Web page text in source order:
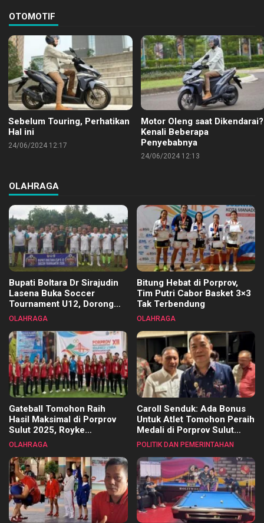
OTOMOTIF
Sebelum Touring, Perhatikan
Hal ini
24/06/2024 12:17
Motor Oleng saat Dikendarai?
Kenali Beberapa
Penyebabnya
24/06/2024 12:13
OLAHRAGA
Bupati Boltara Dr Sirajudin
Lasena Buka Soccer
Tournament U12, Dorong
Pembinaan Merata di Setiap
OLAHRAGA
Bitung Hebat di Porprov,
Tim Putri Cabor Basket 3×3
Tak Terbendung
OLAHRAGA
Gateball Tomohon Raih
Hasil Maksimal di Porprov
Sulut 2025, Royke
Tangkawarouw Ucapkan
OLAHRAGA
Caroll Senduk: Ada Bonus
Untuk Atlet Tomohon Peraih
Medali di Porprov Sulut
2025
POLITIK DAN PEMERINTAHAN